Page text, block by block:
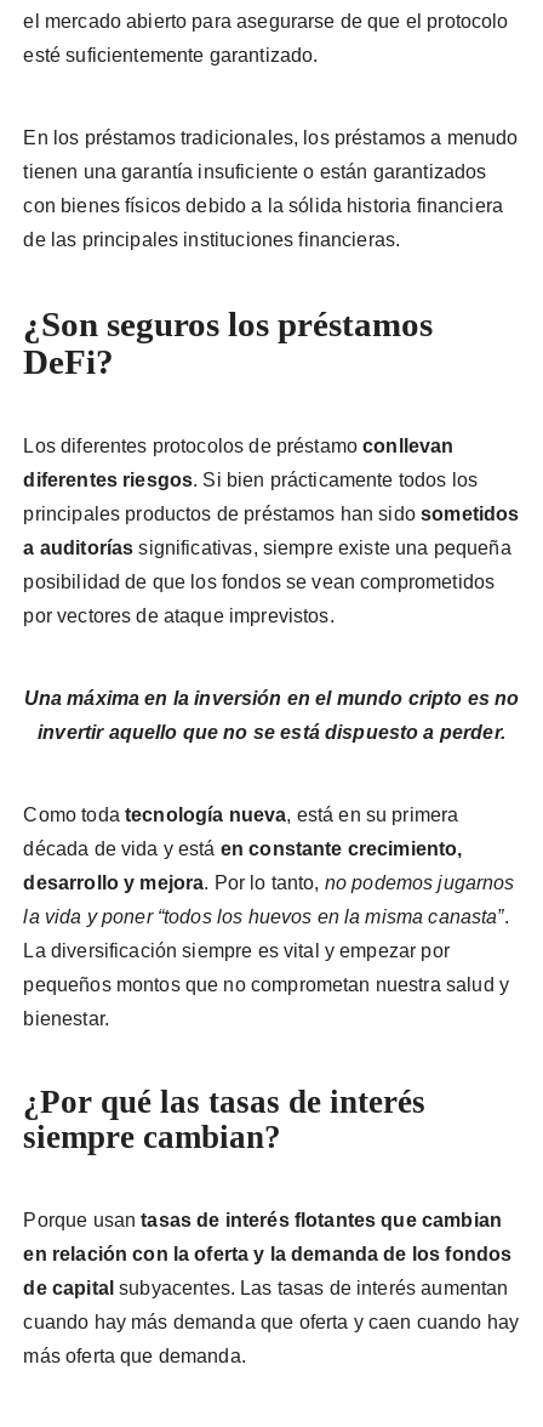
el mercado abierto para asegurarse de que el protocolo
esté suficientemente garantizado.
En los préstamos tradicionales, los préstamos a menudo
tienen una garantía insuficiente o están garantizados
con bienes físicos debido a la sólida historia financiera
de las principales instituciones financieras.
¿Son seguros los préstamos
DeFi?
Los diferentes protocolos de préstamoconllevan
diferentes riesgos. Si bien prácticamente todos los
principales productos de préstamos han sidosometidos
a auditorías significativas, siempre existe una pequeña
posibilidad de que los fondos se vean comprometidos
por vectores de ataque imprevistos.
Una máxima en la inversión en el mundo cripto es no
invertir aquello que no se está dispuesto a perder.
Como toda tecnología nueva, está en su primera
década de vida y está en constante crecimiento,
desarrollo y mejora. Por lo tanto, no podemos jugarnos
la vida y poner “todos los huevos en la misma canasta”.
La diversificación siempre es vital y empezar por
pequeños montos que no comprometan nuestra salud y
bienestar.
¿Por qué las tasas de interés
siempre cambian?
Porque usantasas de interés flotantes que cambian
en relación con la oferta y la demanda de los fondos
de capital subyacentes. Las tasas de interés aumentan
cuando hay más demanda que oferta y caen cuando hay
más oferta que demanda.